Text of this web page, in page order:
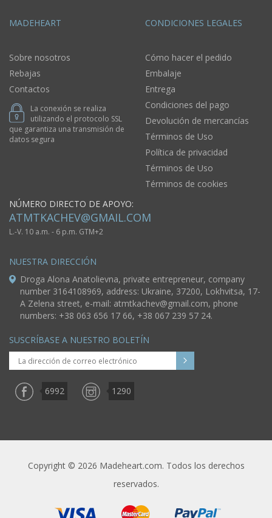
MADEHEART
Sobre nosotros
Rebajas
Contactos
La conexión se realiza
utilizando el protocolo SSL
que garantiza una transmisión de
datos segura
CONDICIONES LEGALES
Cómo hacer el pedido
Embalaje
Entrega
Condiciones del pago
Devolución de mercancías
Términos de Uso
Política de privacidad
Términos de Uso
Términos de cookies
NÚMERO DIRECTO DE APOYO:
ATMTKACHEV@GMAIL.COM
L.-V. 10 a.m. - 6 p.m. GTM+2
NUESTRA DIRECCIÓN
Droga Alona Anatolievna, private entrepreneur, company
number 3164108969, address: Ukraine, 37200, Lokhvitsa, 17-
A Zelena street, e-mail: atmtkachev@gmail.com, phone
numbers: +38 063 656 17 66, +38 067 239 57 24.
SUSCRÍBASE A NUESTRO BOLETÍN
6992 1290
Copyright © 2026 Madeheart.com. Todos los derechos
reservados.